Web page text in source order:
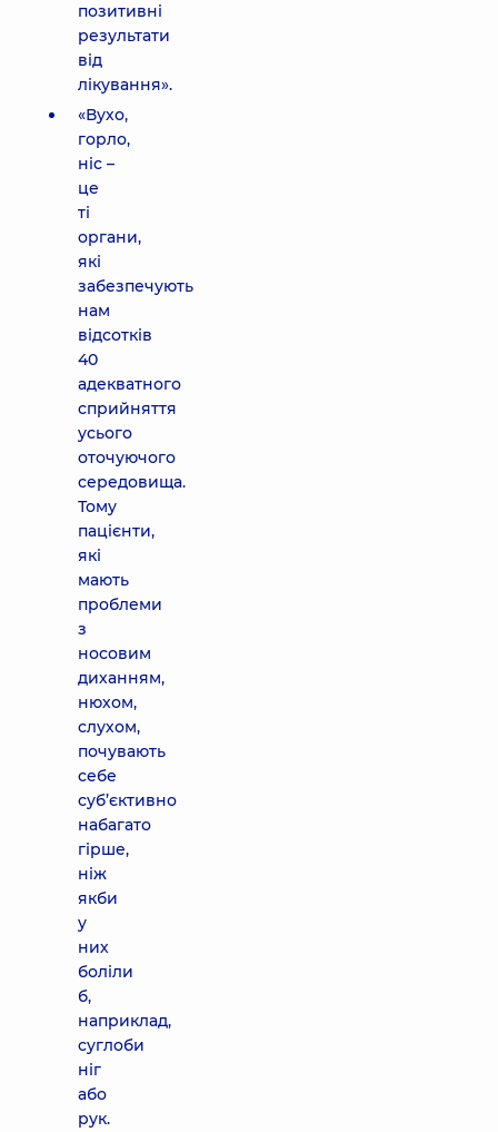
позитивні
результати
від
лікування».
«Вухо,
горло,
ніс –
це
ті
органи,
які
забезпечують
нам
відсотків
40
адекватного
сприйняття
усього
оточуючого
середовища.
Тому
пацієнти,
які
мають
проблеми
з
носовим
диханням,
нюхом,
слухом,
почувають
себе
суб’єктивно
набагато
гірше,
ніж
якби
у
них
боліли
б,
наприклад,
суглоби
ніг
або
рук.